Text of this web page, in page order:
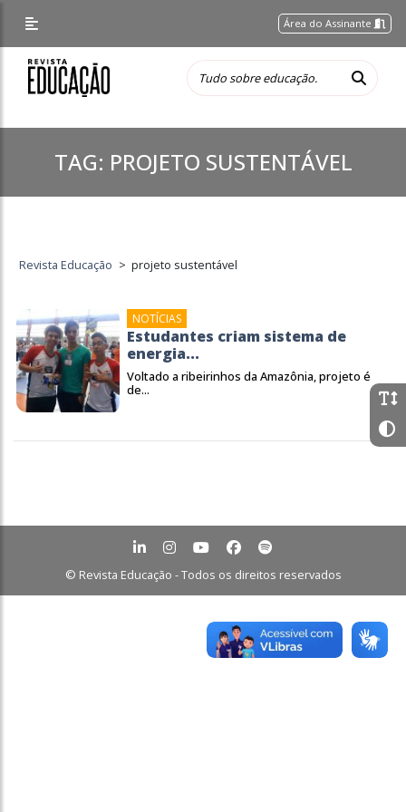
Área do Assinante
TAG: PROJETO SUSTENTÁVEL
Revista Educação > projeto sustentável
NOTÍCIAS
Estudantes criam sistema de
energia...
Voltado a ribeirinhos da Amazônia, projeto é
de...
© Revista Educação - Todos os direitos reservados